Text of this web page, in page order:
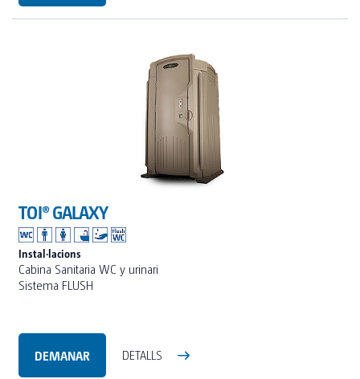
TOI® GALAXY
Instal·lacions
Cabina Sanitaria WC y urinari
Sistema FLUSH
DEMANAR DETALLS